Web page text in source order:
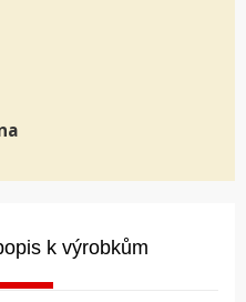
k výrobkům